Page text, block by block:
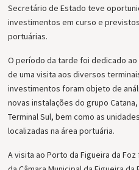
Secretário de Estado teve
investimentos em curso e
portuárias.
O período da tarde foi dedicado
de uma visita aos diversos
investimentos foram objeto de
novas instalações do grupo
Terminal Sul, bem como as
localizadas na área portuária.
A visita ao Porto da Figueira da